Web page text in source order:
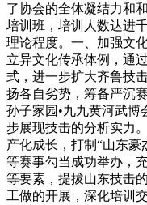
了协会的全体凝结力和
培训班，培训人数达进
理论程度。一、加强文
立异文化传承体例，通
式，进一步扩大齐鲁技
扬各自劣势，筹备严沉
孙子家园•九九黄河武博
步展现技击的分析实力
产化成长，打制“山东
等赛事勾当成功举办，
等要素，提拔山东技击
工做的开展，深化培训